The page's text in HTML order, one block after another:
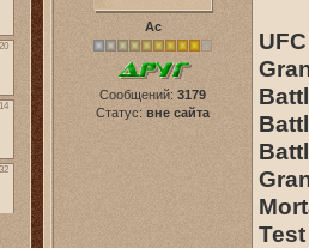
Ас
Сообщений: 3179
Статус: вне сайта